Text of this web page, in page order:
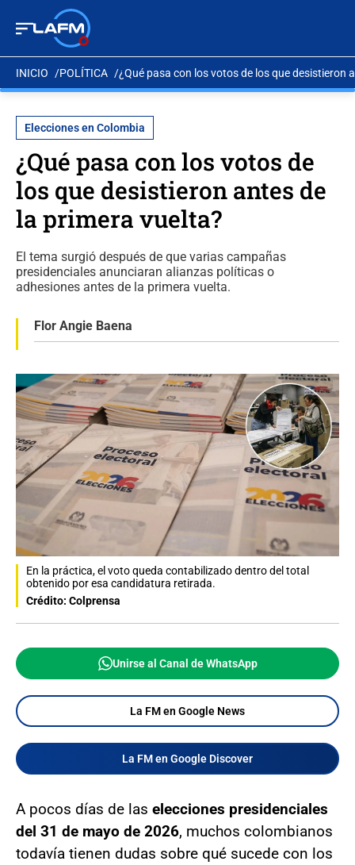
INICIO POLÍTICA ¿Qué pasa con los votos de los que desistieron
Elecciones en Colombia
¿Qué pasa con los votos de
los que desistieron antes de
la primera vuelta?
El tema surgió después de que varias campañas
presidenciales anunciaran alianzas políticas o
adhesiones antes de la primera vuelta.
Flor Angie Baena
En la práctica, el voto queda contabilizado dentro del total
obtenido por esa candidatura retirada.
Crédito: Colprensa
Unirse al Canal de WhatsApp
La FM en Google News
La FM en Google Discover
A pocos días de las elecciones presidenciales
del 31 de mayo de 2026, muchos colombianos
todavía tienen dudas sobre qué sucede con los